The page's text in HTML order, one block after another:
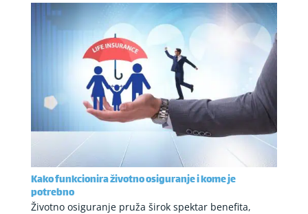
Kako funkcionira životno osiguranje i kome je
potrebno
Životno osiguranje pruža širok spektar benefita,